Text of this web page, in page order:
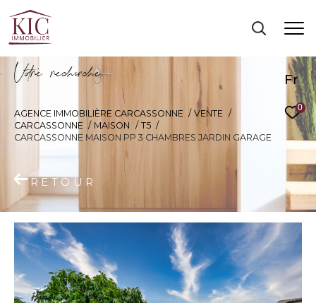
Fr
0
Vore recece
AGENCE IMMOBILIÈRE CARCASSONNE
VENTE
CARCASSONNE
MAISON
T5
CARCASSONNE MAISON PP 3 CHAMBRES JARDIN GARAGE
RETOUR